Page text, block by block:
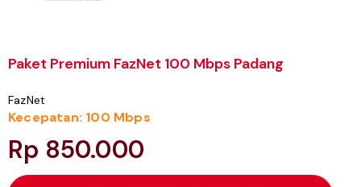
Paket Premium FazNet 100 Mbps Padang
FazNet
Kecepatan: 100 Mbps
Rp 850.000